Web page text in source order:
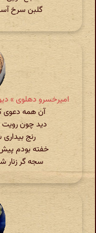
گلبن سرخ
امیرخسرو دهلوی »
آن همه دعوی
دید چون رویت
رنج
خفته بودم پیش
سجه گر زنار